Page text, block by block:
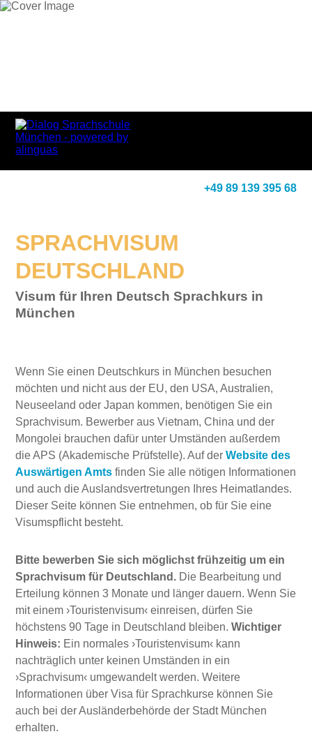
+49 89 139 395 68
SPRACHVISUM
DEUTSCHLAND
Visum für Ihren Deutsch Sprachkurs in
München
Wenn Sie einen Deutschkurs in München besuchen
möchten und nicht aus der EU, den USA, Australien,
Neuseeland oder Japan kommen, benötigen Sie ein
Sprachvisum. Bewerber aus Vietnam, China und der
Mongolei brauchen dafür unter Umständen außerdem
die APS (Akademische Prüfstelle). Auf derWebsite des
Auswärtigen Amts finden Sie alle nötigen Informationen
und auch die Auslandsvertretungen Ihres Heimatlandes.
Dieser Seite können Sie entnehmen, ob für Sie eine
Visumspflicht besteht.
Bitte bewerben Sie sich möglichst frühzeitig um ein
Sprachvisum für Deutschland. Die Bearbeitung und
Erteilung können 3 Monate und länger dauern. Wenn Sie
mit einem ›Touristenvisum‹ einreisen, dürfen Sie
höchstens 90 Tage in Deutschland bleiben.Wichtiger
Hinweis: Ein normales ›Touristenvisum‹ kann
nachträglich unter keinen Umständen in ein
›Sprachvisum‹ umgewandelt werden. Weitere
Informationen über Visa für Sprachkurse können Sie
auch bei der Ausländerbehörde der Stadt München
erhalten.